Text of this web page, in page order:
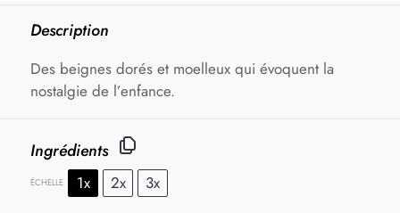
Description
Des beignes dorés et moelleux qui évoquent la
nostalgie de l’enfance.
Ingrédients
ÉCHELLE 1x 2x 3x